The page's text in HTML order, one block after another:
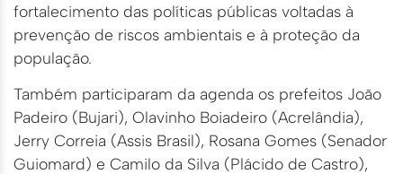
fortalecimento das políticas públicas voltadas à
prevenção de riscos ambientais e à proteção da
população.
Também participaram da agenda os prefeitos João
Padeiro (Bujari), Olavinho Boiadeiro (Acrelândia),
Jerry Correia (Assis Brasil), Rosana Gomes (Senador
Guiomard) e Camilo da Silva (Plácido de Castro),